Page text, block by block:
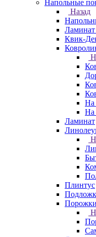
Напольные
Назад
Квик-
На
На
Ламинат
Плинтус
Порожки